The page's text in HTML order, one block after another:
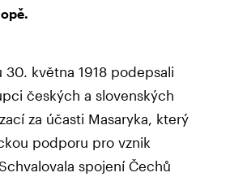
května 1918 podepsali
českých a slovenských
za účasti Masaryka, který
podporu pro vznik
spojení Čechů